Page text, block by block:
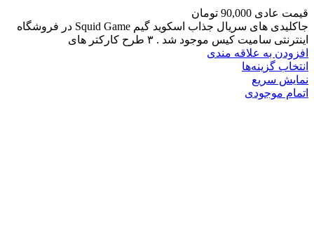
قیمت عادی 90,000 تومان
جاکلیدی های سریال جذاب اسکوید گیم Squid Game در فروشگاه
اینترنتی سامیت کیس موجود شد . ۳ طرح کارکتر های
افزودن به علاقه مندی
انتخاب گزینه‌ها
نمایش سریع
اتمام موجودی